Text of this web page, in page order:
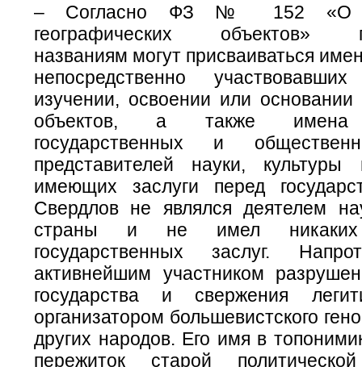
– Согласно ФЗ № 152 «О
географических объектов»
названиям могут присваиваться
непосредственно
изучении, освоении или основании
объектов, а также имена
государственных и
представителей науки,
имеющих заслуги перед
Свердлов не являлся деятелем
страны и не имел никаких
государственных заслуг.
активнейшим участником
государства и свержения
организатором большевистского
других народов. Его имя в
пережиток старой